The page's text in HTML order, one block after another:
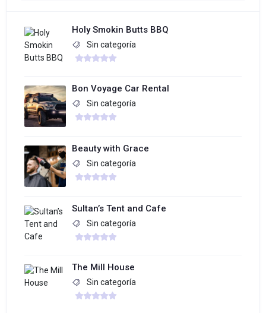
Holy Smokin Butts BBQ
Sin categoría
Bon Voyage Car Rental
Sin categoría
Beauty with Grace
Sin categoría
Sultan’s Tent and Cafe
Sin categoría
The Mill House
Sin categoría